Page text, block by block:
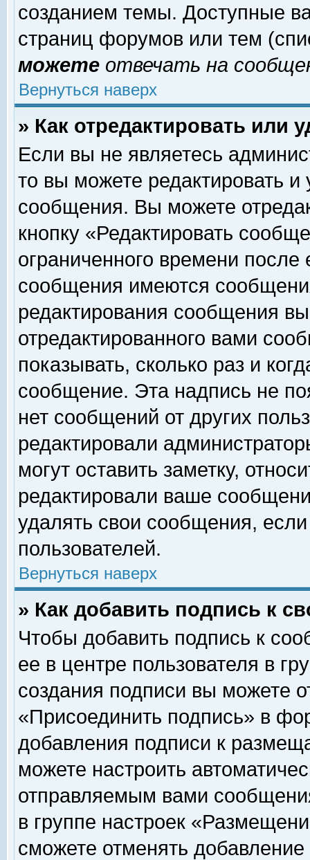
созданием темы. Доступные
страниц форумов или тем
можете отвечать на
Вернуться наверх
» Как отредактировать или
Если вы не являетесь
то вы можете редактировать и
сообщения. Вы можете
кнопку «Редактировать
ограниченного времени
сообщения имеются
редактирования сообщения
отредактированного вами
показывать, сколько раз и
сообщение. Эта надпись не
нет сообщений от других
редактировали
могут оставить заметку,
редактировали ваше
удалять свои сообщения,
пользователей.
Вернуться наверх
» Как добавить подпись к
Чтобы добавить подпись к
ее в центре пользователя в
создания подписи вы можете
«Присоединить подпись» в
добавления подписи к
можете настроить
отправляемым вами
в группе настроек
сможете отменять